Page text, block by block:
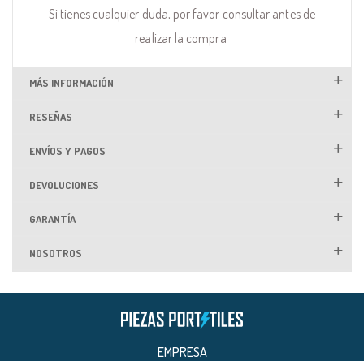
Si tienes cualquier duda, por favor consultar antes de
realizar la compra
MÁS INFORMACIÓN
RESEÑAS
ENVÍOS Y PAGOS
DEVOLUCIONES
GARANTÍA
NOSOTROS
EMPRESA